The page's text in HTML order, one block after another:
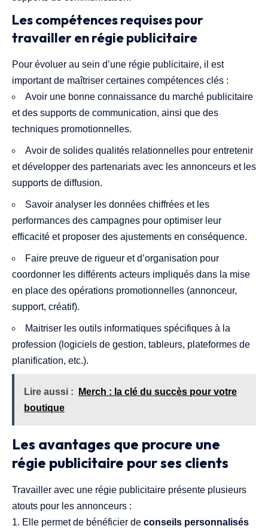
Les compétences requises pour
travailler en régie publicitaire
Pour évoluer au sein d’une régie publicitaire, il est
important de maîtriser certaines compétences clés :
Avoir une bonne connaissance du marché publicitaire
et des supports de communication, ainsi que des
techniques promotionnelles.
Avoir de solides qualités relationnelles pour entretenir
et développer des partenariats avec les annonceurs et les
supports de diffusion.
Savoir analyser les données chiffrées et les
performances des campagnes pour optimiser leur
efficacité et proposer des ajustements en conséquence.
Faire preuve de rigueur et d’organisation pour
coordonner les différents acteurs impliqués dans la mise
en place des opérations promotionnelles (annonceur,
support, créatif).
Maitriser les outils informatiques spécifiques à la
profession (logiciels de gestion, tableurs, plateformes de
planification, etc.).
Lire aussi :
Merch : la clé du succès pour votre
boutique
Les avantages que procure une
régie publicitaire pour ses clients
Travailler avec une régie publicitaire présente plusieurs
atouts pour les annonceurs :
Elle permet de bénéficier de conseils personnalisés